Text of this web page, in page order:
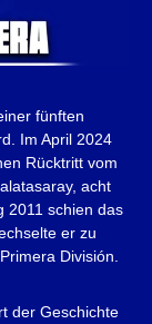
fünften
Im April 2024
Rücktritt vom
acht
2011 schien das
er zu
División.
der Geschichte